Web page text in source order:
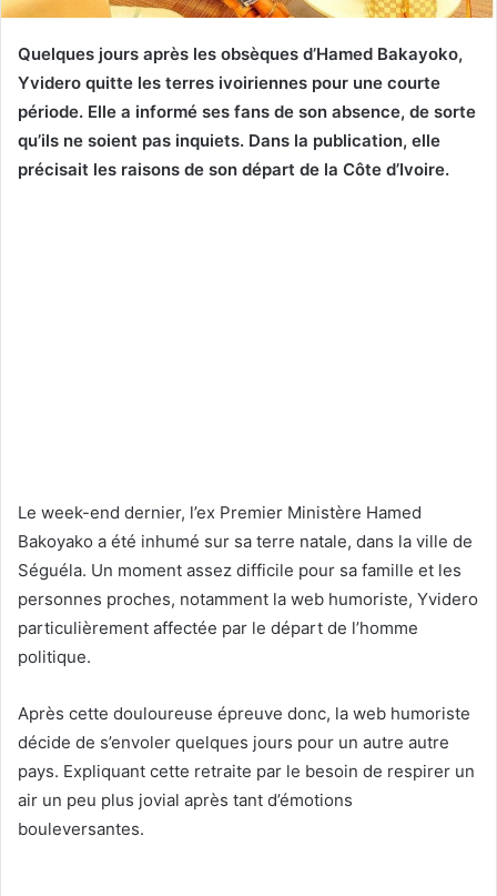
Quelques jours après les obsèques d’Hamed Bakayoko,
Yvidero quitte les terres ivoiriennes pour une courte
période. Elle a informé ses fans de son absence, de sorte
qu’ils ne soient pas inquiets. Dans la publication, elle
précisait les raisons de son départ de la Côte d’Ivoire.
Le week-end dernier, l’ex Premier Ministère Hamed
Bakoyako a été inhumé sur sa terre natale, dans la ville de
Séguéla. Un moment assez difficile pour sa famille et les
personnes proches, notamment la web humoriste, Yvidero
particulièrement affectée par le départ de l’homme
politique.
Après cette douloureuse épreuve donc, la web humoriste
décide de s’envoler quelques jours pour un autre autre
pays. Expliquant cette retraite par le besoin de respirer un
air un peu plus jovial après tant d’émotions
bouleversantes.